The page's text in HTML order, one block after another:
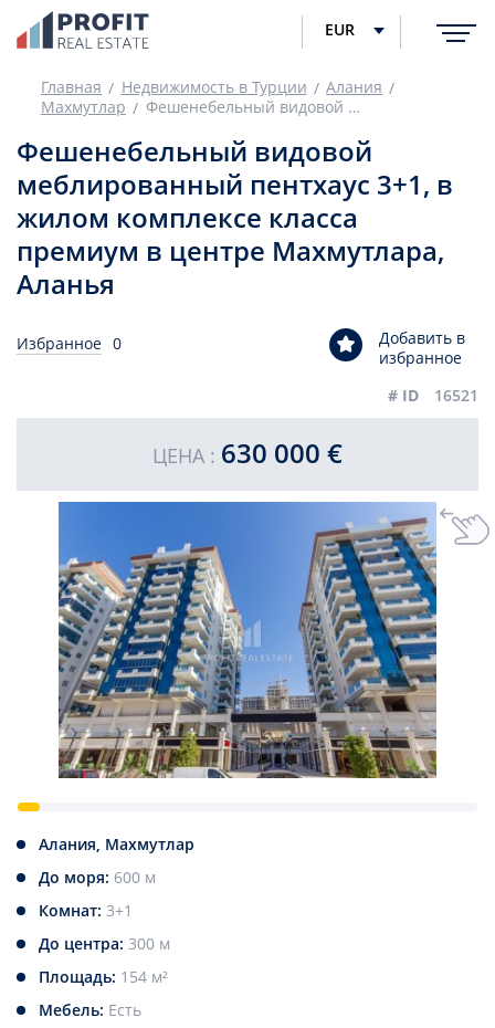
EUR
Главная Недвижимость в Турции
Алания
Махмутлар
Фешенебельный видовой меблированный пентхаус 3+1, в жилом комплексе класса премиум в центре Махмутлара, Аланья
Фешенебельный видовой
меблированный пентхаус 3+1, в
жилом комплексе класса
премиум в центре Махмутлара,
Аланья
Избранное 0
Добавить в
избранное
# ID
16521
ЦЕНА : 630 000 €
Алания, Махмутлар
До моря: 600 м
Комнат: 3+1
До центра: 300 м
Площадь: 154 м²
Мебель: Есть